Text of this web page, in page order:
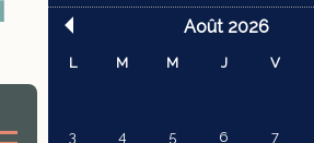
Août 2026
L M M J V
3 4 5 6 7